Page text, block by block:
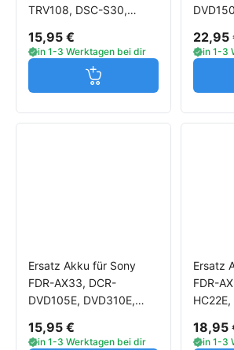
TRV108, DSC-S30,
PC6E, TRV40, TRV50,
GV-D1000
15,95 €
in 1-3 Werktagen bei dir
Jetzt in den Warenkorb
SX50E,
HC7E
22,95
in 1-3
Ersatz Akku für Sony
FDR-AX33, DCR-
DVD105E, DVD310E,
SR30E, SX30E, HDR-
15,95 €
in 1-3 Werktagen bei dir
Ersatz
FDR-
SR12E,
18,95
in 1-3